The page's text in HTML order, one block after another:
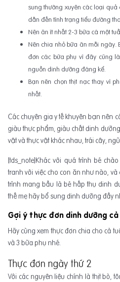
sung thường xuyên các loại
dẫn đến tình trạng tiểu đường
Nên ăn ít nhất 2-3 bữa cá một
Nên chia nhỏ bữa ăn mỗi ngày.
đơn các bữa phụ vì đây cũng
nguồn dinh dưỡng đáng kể.
Bạn nên chọn thịt nạc thay vì
nhất.
Các chuyên gia y tế khuyên bạn nên
giàu thực phẩm, giàu chất dinh
vật và thực vật khác nhau, trái cây,
[tds_note]Khác với quá trình bé
tranh với việc cho con ăn như nào,
trình mang bầu là bé hấp thụ dinh
thế mẹ hãy bổ sung dinh dưỡng đầy
Gợi ý thực đơn dinh dưỡng
Hãy cùng xem thực đơn chia cho cả
và 3 bữa phụ nhé.
Thực đơn ngày thứ 2
Với các nguyên liệu chính là thịt bò,